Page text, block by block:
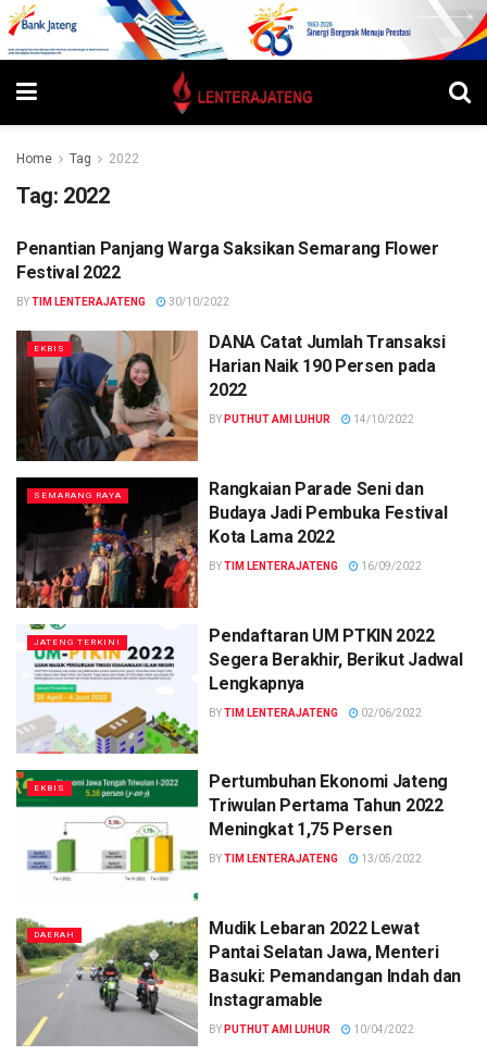
Home Tag 2022
Tag: 2022
WISATA
Penantian Panjang Warga Saksikan Semarang Flower
Festival 2022
BYTIM LENTERAJATENG 30/10/2022
EKBIS
DANA Catat Jumlah Transaksi
Harian Naik 190 Persen pada
2022
BY PUTHUT AMI LUHUR 14/10/2022
SEMARANG RAYA
Rangkaian Parade Seni dan
Budaya Jadi Pembuka Festival
Kota Lama 2022
BYTIM LENTERAJATENG 16/09/2022
JATENG TERKINI
Pendaftaran UM PTKIN 2022
Segera Berakhir, Berikut Jadwal
Lengkapnya
BYTIM LENTERAJATENG 02/06/2022
EKBIS
Pertumbuhan Ekonomi Jateng
Triwulan Pertama Tahun 2022
Meningkat 1,75 Persen
BYTIM LENTERAJATENG 13/05/2022
DAERAH
Mudik Lebaran 2022 Lewat
Pantai Selatan Jawa, Menteri
Basuki: Pemandangan Indah dan
Instagramable
BY PUTHUT AMI LUHUR 10/04/2022